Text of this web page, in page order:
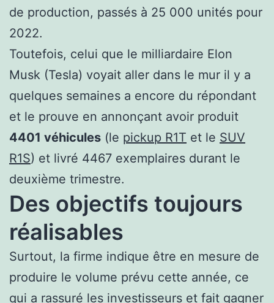
de production, passés à 25 000 unités pour
2022.
Toutefois, celui que le milliardaire Elon
Musk (Tesla) voyait aller dans le mur il y a
quelques semaines a encore du répondant
et le prouve en annonçant avoir produit
4401 véhicules (le pickup R1T et le SUV
R1S) et livré 4467 exemplaires durant le
deuxième trimestre.
Des objectifs toujours
réalisables
Surtout, la firme indique être en mesure de
produire le volume prévu cette année, ce
qui a rassuré les investisseurs et fait gagner